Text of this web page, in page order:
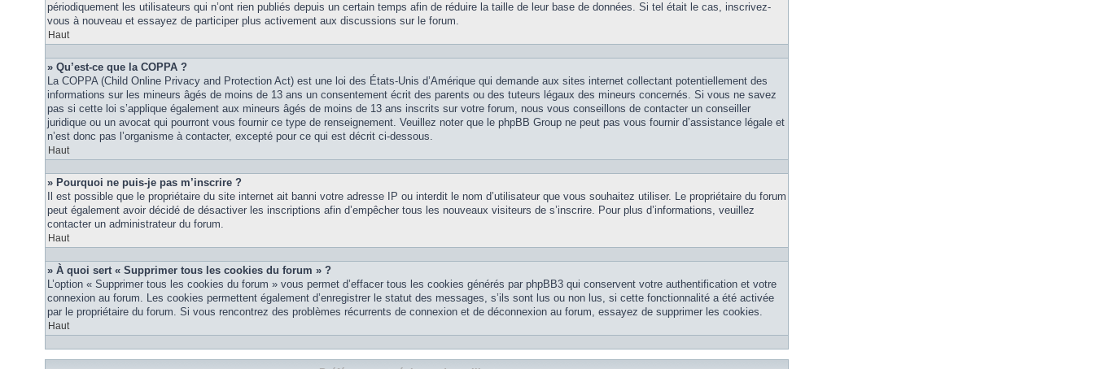
périodiquement les utilisateurs qui n’ont rien publiés depuis un certain temps afin de réduire la taille de leur base de données. Si tel était le cas, inscrivez-
vous à nouveau et essayez de participer plus activement aux discussions sur le forum.
Haut
» Qu’est-ce que la COPPA ?
La COPPA (Child Online Privacy and Protection Act) est une loi des États-Unis d’Amérique qui demande aux sites internet collectant potentiellement des
informations sur les mineurs âgés de moins de 13 ans un consentement écrit des parents ou des tuteurs légaux des mineurs concernés. Si vous ne savez
pas si cette loi s’applique également aux mineurs âgés de moins de 13 ans inscrits sur votre forum, nous vous conseillons de contacter un conseiller
juridique ou un avocat qui pourront vous fournir ce type de renseignement. Veuillez noter que le phpBB Group ne peut pas vous fournir d’assistance légale et
n’est donc pas l’organisme à contacter, excepté pour ce qui est décrit ci-dessous.
Haut
» Pourquoi ne puis-je pas m’inscrire ?
Il est possible que le propriétaire du site internet ait banni votre adresse IP ou interdit le nom d’utilisateur que vous souhaitez utiliser. Le propriétaire du forum
peut également avoir décidé de désactiver les inscriptions afin d’empêcher tous les nouveaux visiteurs de s’inscrire. Pour plus d’informations, veuillez
contacter un administrateur du forum.
Haut
» À quoi sert « Supprimer tous les cookies du forum » ?
L’option « Supprimer tous les cookies du forum » vous permet d’effacer tous les cookies générés par phpBB3 qui conservent votre authentification et votre
connexion au forum. Les cookies permettent également d’enregistrer le statut des messages, s’ils sont lus ou non lus, si cette fonctionnalité a été activée
par le propriétaire du forum. Si vous rencontrez des problèmes récurrents de connexion et de déconnexion au forum, essayez de supprimer les cookies.
Haut